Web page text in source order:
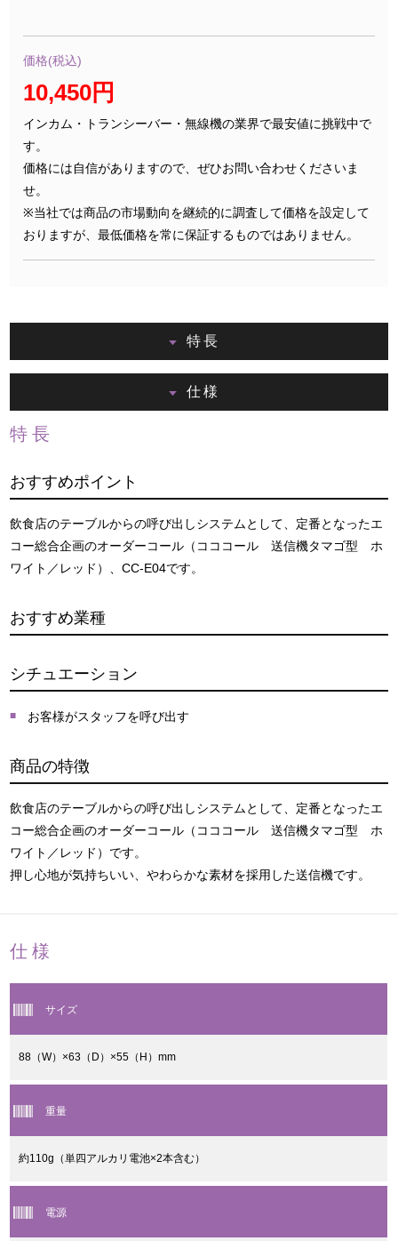
価格(税込)
10,450円
インカム・トランシーバー・無線機の業界で最安値に挑戦中で
す。
価格には自信がありますので、ぜひお問い合わせくださいま
せ。
※当社では商品の市場動向を継続的に調査して価格を設定して
おりますが、最低価格を常に保証するものではありません。
特長
仕様
特長
おすすめポイント
飲食店のテーブルからの呼び出しシステムとして、定番となったエ
コー総合企画のオーダーコール（コココール 送信機タマゴ型 ホ
ワイト／レッド）、CC-E04です。
おすすめ業種
シチュエーション
お客様がスタッフを呼び出す
商品の特徴
飲食店のテーブルからの呼び出しシステムとして、定番となったエ
コー総合企画のオーダーコール（コココール 送信機タマゴ型 ホ
ワイト／レッド）です。
押し心地が気持ちいい、やわらかな素材を採用した送信機です。
仕様
サイズ
88（W）×63（D）×55（H）mm
重量
約110g（単四アルカリ電池×2本含む）
電源